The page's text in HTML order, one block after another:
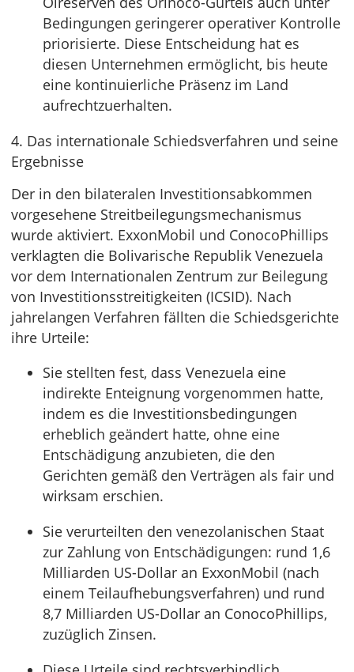
Bedingungen geringerer operativer Kontrolle
priorisierte. Diese Entscheidung hat es
diesen Unternehmen ermöglicht, bis heute
eine kontinuierliche Präsenz im Land
aufrechtzuerhalten.
4. Das internationale Schiedsverfahren und seine
Ergebnisse
Der in den bilateralen Investitionsabkommen
vorgesehene Streitbeilegungsmechanismus
wurde aktiviert. ExxonMobil und ConocoPhillips
verklagten die Bolivarische Republik Venezuela
vor dem Internationalen Zentrum zur Beilegung
von Investitionsstreitigkeiten (ICSID). Nach
jahrelangen Verfahren fällten die Schiedsgerichte
ihre Urteile:
Sie stellten fest, dass Venezuela eine
indirekte Enteignung vorgenommen hatte,
indem es die Investitionsbedingungen
erheblich geändert hatte, ohne eine
Entschädigung anzubieten, die den
Gerichten gemäß den Verträgen als fair und
wirksam erschien.
Sie verurteilten den venezolanischen Staat
zur Zahlung von Entschädigungen: rund 1,6
Milliarden US-Dollar an ExxonMobil (nach
einem Teilaufhebungsverfahren) und rund
8,7 Milliarden US-Dollar an ConocoPhillips,
zuzüglich Zinsen.